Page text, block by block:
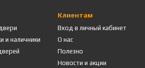
и наличники
Клиентам
Вход в личный кабинет
О нас
Полезно
Новости и акции